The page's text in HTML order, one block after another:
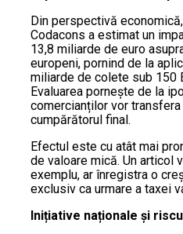
Din perspectivă
Codacons a estimat un
13,8 miliarde de euro
europeni, pornind de la
miliarde de colete sub 150
Evaluarea pornește de la
comercianților vor
cumpărătorul final.
Efectul este cu atât mai
de valoare mică. Un articol
exemplu, ar înregistra o
exclusiv ca urmare a taxei
Inițiative naționale și